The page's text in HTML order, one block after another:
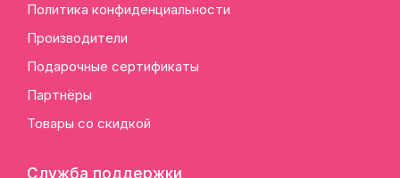
Политика конфиденциальности
Производители
Подарочные сертификаты
Партнёры
Товары со скидкой
Служба поддержки